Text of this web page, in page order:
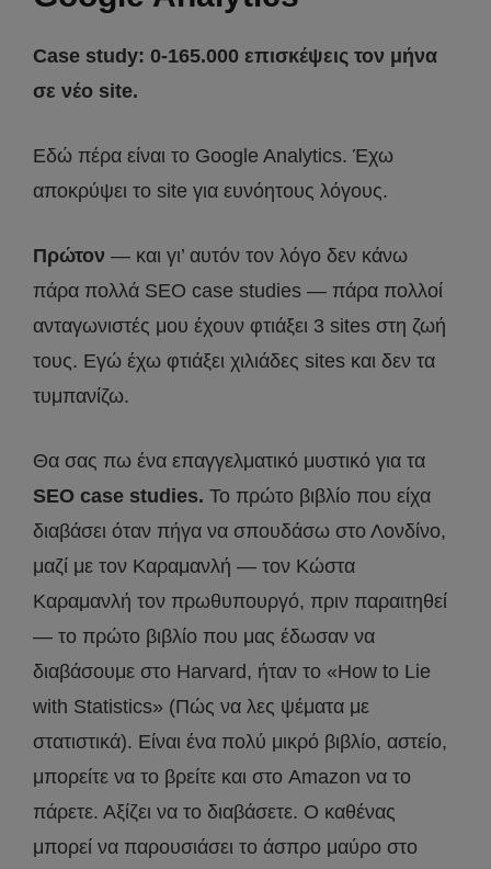
Case study: 0-165.000 επισκέψεις τον μήνα
σε νέο site.
Εδώ πέρα είναι το Google Analytics. Έχω
αποκρύψει το site για ευνόητους λόγους.
Πρώτον — και γι’ αυτόν τον λόγο δεν κάνω
πάρα πολλά SEO case studies — πάρα πολλοί
ανταγωνιστές μου έχουν φτιάξει 3 sites στη ζωή
τους. Εγώ έχω φτιάξει χιλιάδες sites και δεν τα
τυμπανίζω.
Θα σας πω ένα επαγγελματικό μυστικό για τα
SEO case studies. Το πρώτο βιβλίο που είχα
διαβάσει όταν πήγα να σπουδάσω στο Λονδίνο,
μαζί με τον Καραμανλή — τον Κώστα
Καραμανλή τον πρωθυπουργό, πριν παραιτηθεί
— το πρώτο βιβλίο που μας έδωσαν να
διαβάσουμε στο Harvard, ήταν το «How to Lie
with Statistics» (Πώς να λες ψέματα με
στατιστικά). Είναι ένα πολύ μικρό βιβλίο, αστείο,
μπορείτε να το βρείτε και στο Amazon να το
πάρετε. Αξίζει να το διαβάσετε. Ο καθένας
μπορεί να παρουσιάσει το άσπρο μαύρο στο